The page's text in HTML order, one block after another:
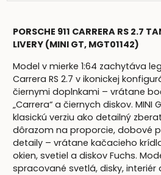
PORSCHE 911 CARRERA RS 2.7
LIVERY (MINI GT, MGT01142)
Model v mierke 1:64 zachytáva
Carrera RS 2.7 v ikonickej
čiernymi doplnkami – vrátane
„Carrera“ a čiernych diskov. MINI
klasickú verziu ako detailný
dôrazom na proporcie, dobové
detaily – vrátane kačacieho
okien, svetiel a diskov Fuchs.
spracované svetlá, disky, interiér